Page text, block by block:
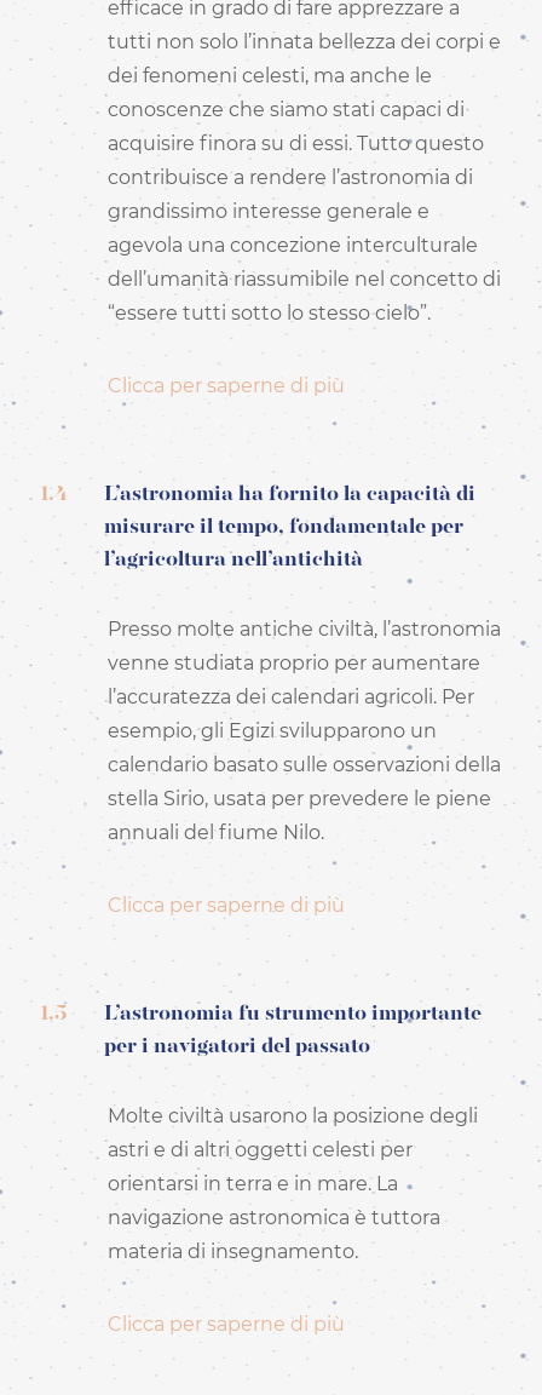
efficace in grado di fare apprezzare a
tutti non solo l’innata bellezza dei corpi e
dei fenomeni celesti, ma anche le
conoscenze che siamo stati capaci di
acquisire finora su di essi. Tutto questo
contribuisce a rendere l’astronomia di
grandissimo interesse generale e
agevola una concezione interculturale
dell’umanità riassumibile nel concetto di
“essere tutti sotto lo stesso cielo”.
Clicca per saperne di più
1.4
L’astronomia ha fornito la capacità di
misurare il tempo, fondamentale per
l’agricoltura nell’antichità
Presso molte antiche civiltà, l’astronomia
venne studiata proprio per aumentare
l’accuratezza dei calendari agricoli. Per
esempio, gli Egizi svilupparono un
calendario basato sulle osservazioni della
stella Sirio, usata per prevedere le piene
annuali del fiume Nilo.
Clicca per saperne di più
1.5
L’astronomia fu strumento importante
per i navigatori del passato
Molte civiltà usarono la posizione degli
astri e di altri oggetti celesti per
orientarsi in terra e in mare. La
navigazione astronomica è tuttora
materia di insegnamento.
Clicca per saperne di più